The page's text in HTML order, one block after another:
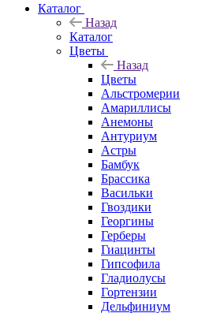
Каталог
Назад
Каталог
Цветы
Назад
Цветы
Альстромерии
Амариллисы
Анемоны
Антуриум
Астры
Бамбук
Брассика
Васильки
Гвоздики
Георгины
Герберы
Гиацинты
Гипсофила
Гладиолусы
Гортензии
Дельфиниум